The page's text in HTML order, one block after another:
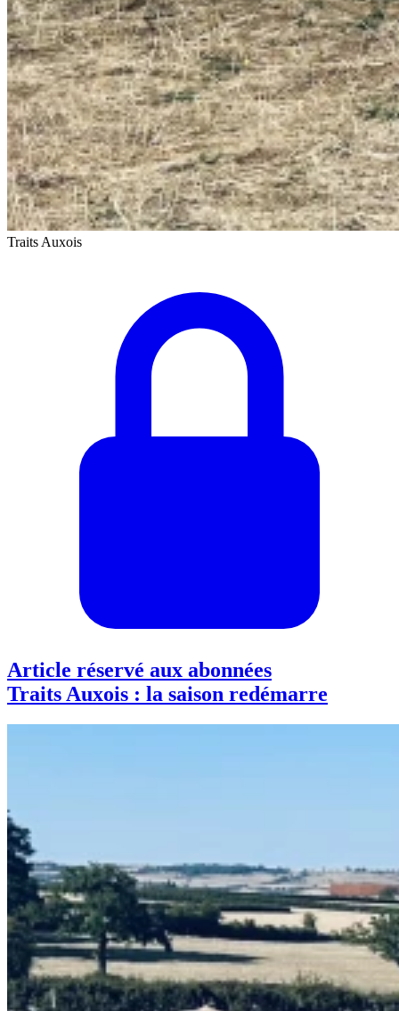
Traits Auxois
Article réservé aux abonnées
Traits Auxois : la saison redémarre